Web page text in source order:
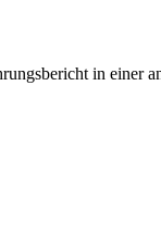
in einer